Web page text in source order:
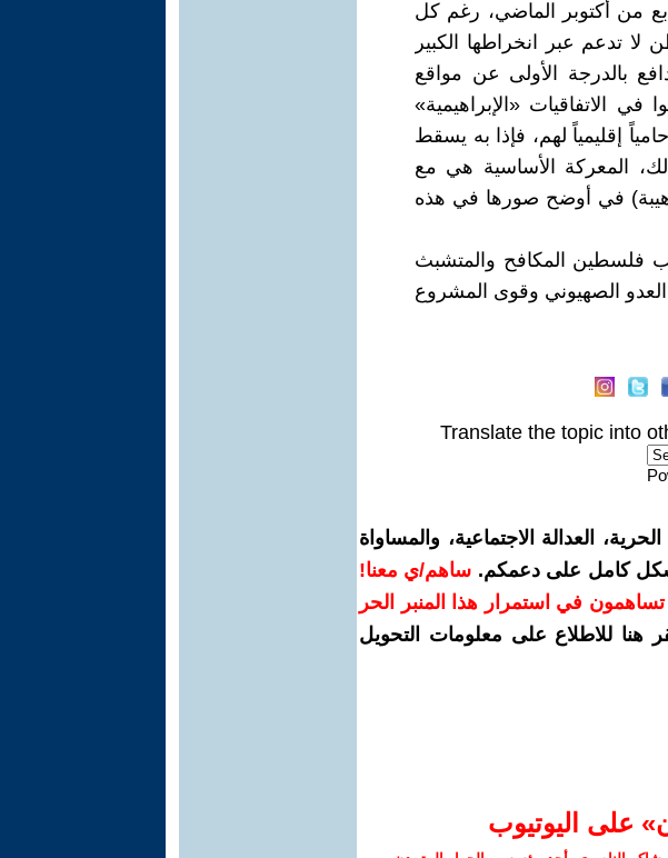
من أكتوبر الماضي، رغم كل
تدعم عبر انخراطها الكبير
بالدرجة الأولى عن مواقع
الاتفاقيات «الإبراهيمية»
إقليمياً لهم، فإذا به يسقط
المعركة الأساسية هي مع
في أوضح صورها في هذه
فلسطين المكافح والمتشبث
الصهيوني وقوى المشروع
Translate the topic into
العدالة الاجتماعية، والمساواة
بشكل كامل على دعمكم. ساهم/ي معنا!
تساهمون في استمرار هذا المنبر الحر
هنا للاطلاع على معلومات التحويل
على اليوتيوب